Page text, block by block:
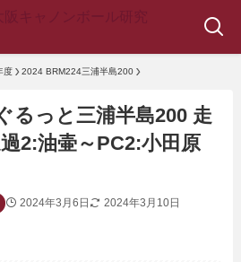
度 2024 BRM224三浦半島200
るっと三浦半島200 走
2:油壷～PC2:小田原
2024年3月6日
2024年3月10日